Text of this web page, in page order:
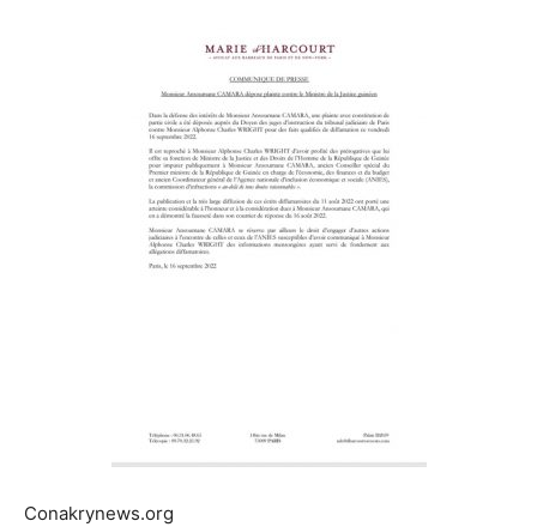
Conakrynews.org